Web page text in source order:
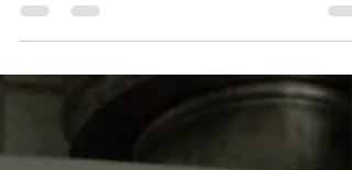
RJ | Conserto e Manutenção
Bandeirantes e precisa de serviço especializado
em aquecedores a gás Rinnai , está no lugar...